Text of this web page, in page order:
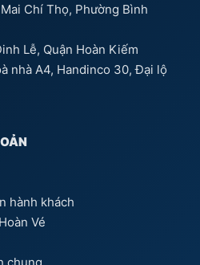
Chí Thọ, Phường Bình
Lễ, Quận Hoàn Kiếm
nhà A4, Handinco 30, Đại lộ
hành khách
Vé
chung